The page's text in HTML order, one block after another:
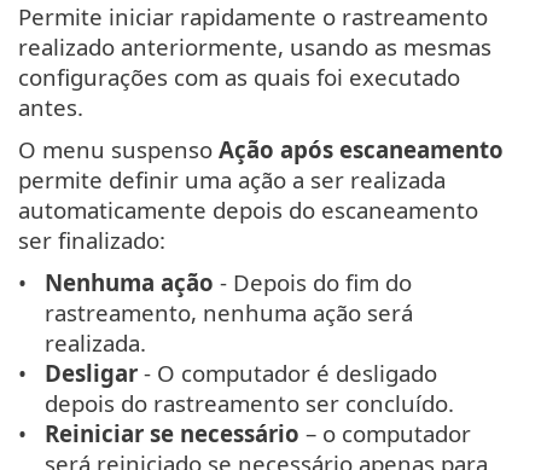
Permite iniciar rapidamente o rastreamento
realizado anteriormente, usando as mesmas
configurações com as quais foi executado
antes.
O menu suspenso Ação após escaneamento
permite definir uma ação a ser realizada
automaticamente depois do escaneamento
ser finalizado:
Nenhuma ação - Depois do fim do
rastreamento, nenhuma ação será
realizada.
Desligar - O computador é desligado
depois do rastreamento ser concluído.
Reiniciar se necessário – o computador
será reiniciado se necessário apenas para